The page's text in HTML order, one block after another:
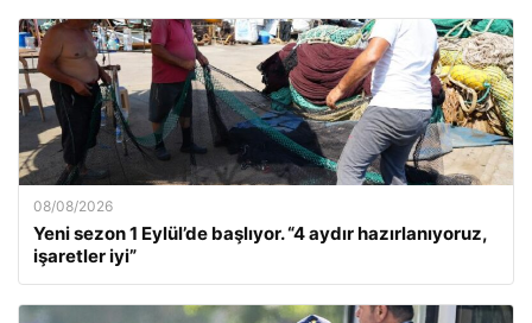
08/08/2026
Yeni sezon 1 Eylül’de başlıyor. “4 aydır hazırlanıyoruz,
işaretler iyi”